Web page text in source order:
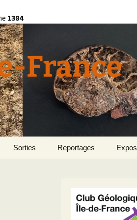
1384
France
Sorties Reportages Expos